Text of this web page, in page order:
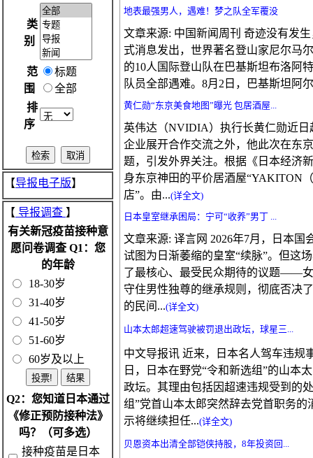
类
别
范
围
标题
全部
排
序
【导报电子版】
【 导报调查 】
有关新冠疫苗接种意
愿问卷调查 Q1：您
的年龄
18-30岁
31-40岁
41-50岁
51-60岁
60岁及以上
Q2：您知道日本通过
《修正预防接种法》
吗？（可多选）
接种疫苗是日本
地表最强男人，遇难！梦之队全军覆没
文章来源: 中国新闻周刊 奇迹没有发
式消息发出，世界著名登山家尼尔马
的10人国际登山队在巴基斯坦布洛阿
队员全部遇难。8月2日，巴基斯坦阿
黄仁勋“东京美食地图”曝光 包居酒屋...
英伟达（NVIDIA）执行长黄仁勋近
企业展开合作交流之外，他此次在东
题，引发外界关注。根据《日本经济
身东京神田的平价居酒屋“YAKITON
店”。由...(详全文)
日本皇室继承困局：宁可“收养”男丁 ...
文章来源: 译言网 2026年7月，日本国
试图为日渐萎缩的皇室“续脉”。但这
了最核心、最受民众期待的议题——
守住男性独尊的继承规则，彻底否决
的民间...(详全文)
山本太郎超速驾驶被罚退出政坛，球星三...
中文导报讯 近来，日本名人驾车违规
日，日本在野党“令和新选组”的山本
政坛。其理由包括因超速违规受到的
组”党首山本太郎突然辞去党首职务
示将继续担任...(详全文)
贝恩资本出清全部铠侠持股，8年投资回...